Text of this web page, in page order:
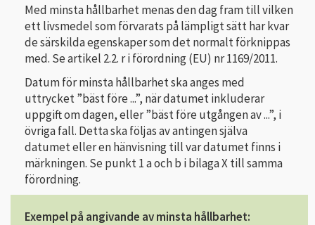
Med minsta hållbarhet menas den dag fram till vilken
ett livsmedel som förvarats på lämpligt sätt har kvar
de särskilda egenskaper som det normalt förknippas
med. Se artikel 2.2. r i förordning (EU) nr 1169/2011.
Datum för minsta hållbarhet ska anges med
uttrycket ”bäst före ...”, när datumet inkluderar
uppgift om dagen, eller ”bäst före utgången av ...”, i
övriga fall. Detta ska följas av antingen själva
datumet eller en hänvisning till var datumet finns i
märkningen. Se punkt 1 a och b i bilaga X till samma
förordning.
Exempel på angivande av minsta hållbarhet: